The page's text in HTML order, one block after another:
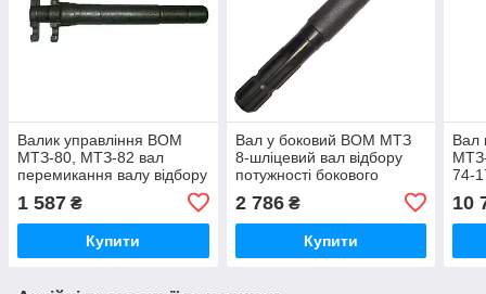
Валик управління ВОМ
МТЗ-80, МТЗ-82 вал
перемикання валу відбору
Білорусь) 50-4216018
1 587 ₴
Купити
Вал у боковий ВОМ МТЗ
8-шліцевий вал відбору
потужності бокового
Білорусь) 50-4204022 /
504204022
2 786₴
Купити
Вал
74-
10